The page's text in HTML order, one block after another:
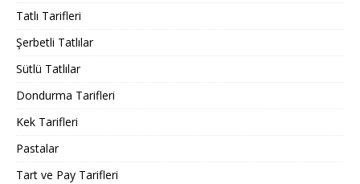
Tatlı Tarifleri
Şerbetli Tatlılar
Sütlü Tatlılar
Dondurma Tarifleri
Kek Tarifleri
Pastalar
Tart ve Pay Tarifleri